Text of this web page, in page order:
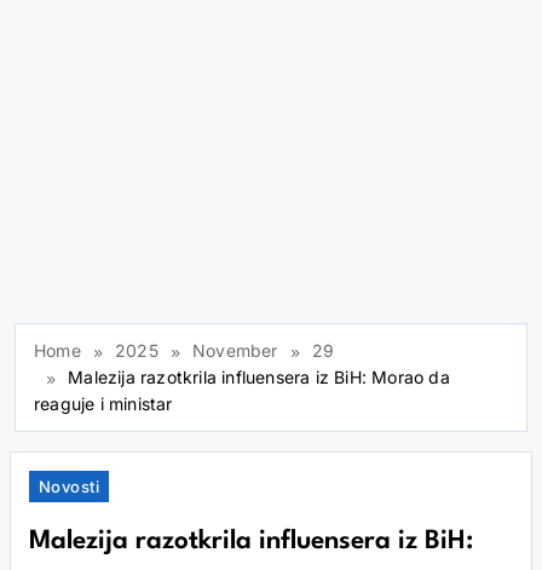
Home 2025 November
29
Malezija razotkrila influensera iz BiH: Morao da
reaguje i ministar
Novosti
Malezija razotkrila influensera iz BiH: